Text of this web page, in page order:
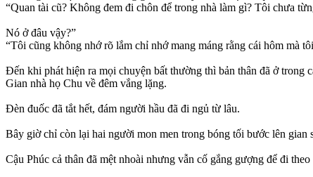
“Quan tài cũ? Không đem đi chôn để trong nhà làm gì? Tôi chưa
Nó ở đâu vậy?”
“Tôi cũng không nhớ rõ lắm chỉ nhớ mang máng rằng cái hôm mà
Đến khi phát hiện ra mọi chuyện bất thường thì bản thân đã ở trong
Gian nhà họ Chu về đêm vắng lặng.
Đèn đuốc đã tắt hết, đám người hầu đã đi ngủ từ lâu.
Bây giờ chỉ còn lại hai người mon men trong bóng tối bước lên gian
Cậu Phúc cả thân đã mệt nhoài nhưng vẫn cố gắng gượng để đi